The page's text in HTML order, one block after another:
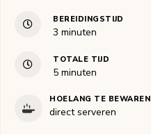
BEREIDINGSTIJD
3 minuten
minuten
TOTALE TIJD
5minuten
minuten
HOELANG TE BEWAREN
direct serveren